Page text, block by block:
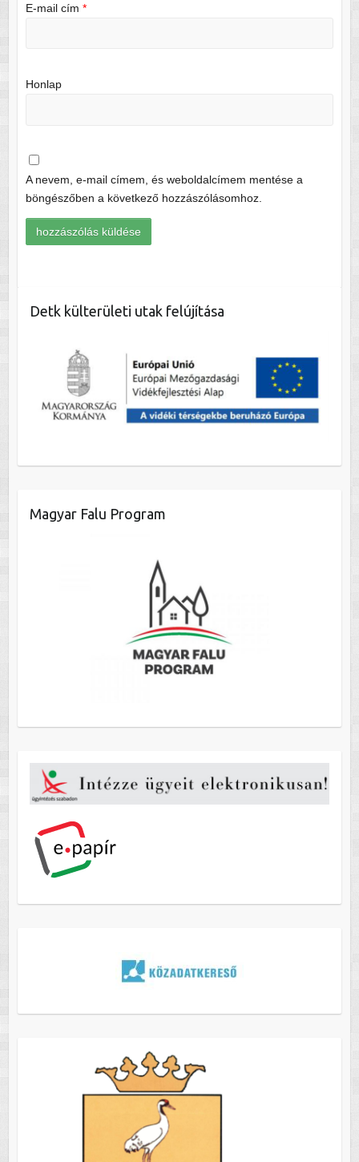
E-mail cím *
Honlap
A nevem, e-mail címem, és weboldalcímem mentése a
böngészőben a következő hozzászólásomhoz.
Detk külterületi utak felújítása
Magyar Falu Program